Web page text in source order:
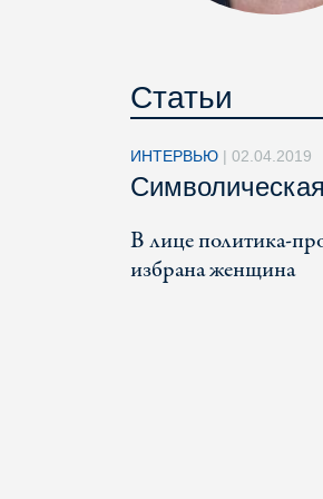
Статьи
ИНТЕРВЬЮ | 02.04.2019
В лице политика-
избрана женщина